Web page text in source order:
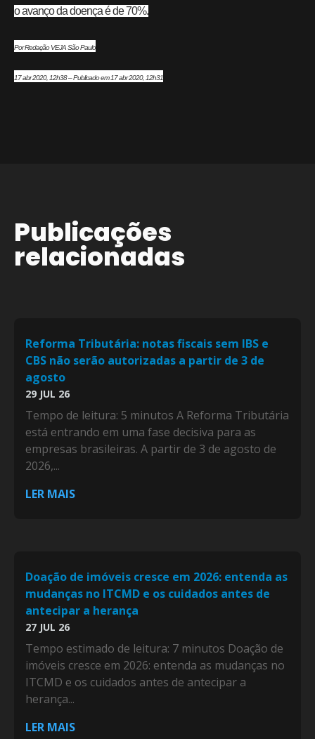
o avanço da doença é de 70%.
Por Redação VEJA São Paulo
17 abr 2020, 12h38 – Publicado em 17 abr 2020, 12h31
Publicações
relacionadas
Reforma Tributária: notas fiscais sem IBS e
CBS não serão autorizadas a partir de 3 de
agosto
29 JUL 26
Tempo de leitura: 5 minutos A Reforma Tributária
está entrando em uma fase decisiva para as
empresas brasileiras. A partir de 3 de agosto de
2026,...
LER MAIS
Doação de imóveis cresce em 2026: entenda as
mudanças no ITCMD e os cuidados antes de
antecipar a herança
27 JUL 26
Tempo estimado de leitura: 7 minutos Doação de
imóveis cresce em 2026: entenda as mudanças no
ITCMD e os cuidados antes de antecipar a
herança...
LER MAIS